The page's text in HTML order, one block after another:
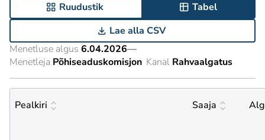
Ruudustik
Tabel
Lae alla CSV
Menetluse algus 6.04.2026—
Menetleja Põhiseaduskomisjon Kanal Rahvaalgatus
Pealkiri Saaja